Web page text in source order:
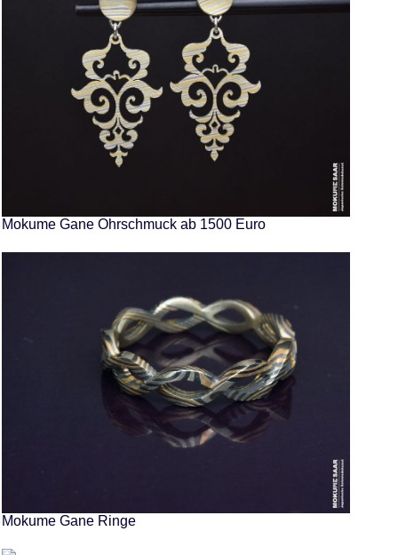
Mokume Gane Ohrschmuck ab 1500 Euro
Mokume Gane Ringe